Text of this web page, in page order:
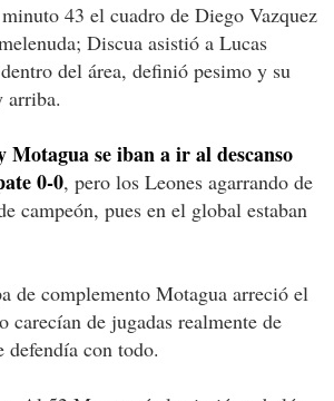
43 el cuadro de Diego Vazquez
Discua asistió a Lucas
del área, definió pesimo y su
arriba.
Motagua se iban a ir al descanso
0-0, pero los Leones agarrando de
campeón, pues en el global estaban
de complemento Motagua arreció el
carecían de jugadas realmente de
con todo.